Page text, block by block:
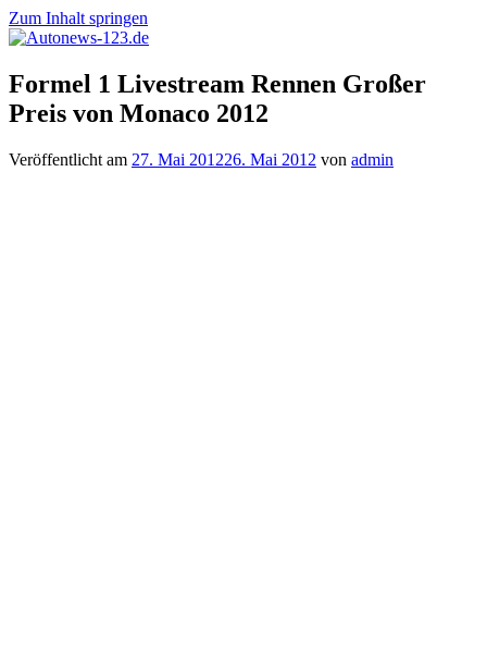
Zum Inhalt springen
Autonews-
123.de
Autonews
mit
Charme
Formel 1 Livestream Rennen Großer
Preis von Monaco 2012
Veröffentlicht am 27. Mai 201226. Mai 2012 von admin